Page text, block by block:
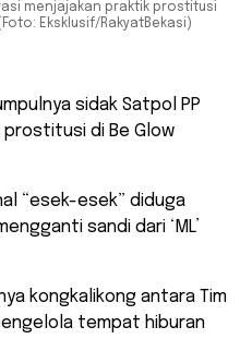
menjajakan praktik prostitusi
Eksklusif/RakyatBekasi)
sidak Satpol PP
di Be Glow
“esek-esek” diduga
sandi dari ‘ML’
kongkalikong antara Tim
tempat hiburan